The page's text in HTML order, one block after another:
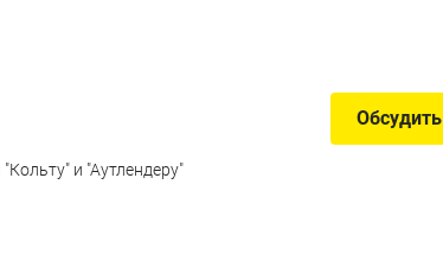
Обсудить
и "Аутлендеру"